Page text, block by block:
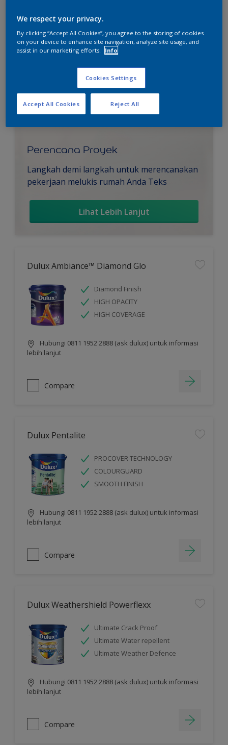
Perencana Proyek
Langkah demi langkah untuk merencanakan
pekerjaan melukis rumah Anda Teks
Lihat Lebih Lanjut
Dulux Ambiance™ Diamond Glo
Diamond Finish
HIGH OPACITY
HIGH COVERAGE
Hubungi 0811 1952 2888 (ask dulux) untuk informasi
lebih lanjut
Compare
Dulux Pentalite
PROCOVER TECHNOLOGY
COLOURGUARD
SMOOTH FINISH
Hubungi 0811 1952 2888 (ask dulux) untuk informasi
lebih lanjut
Compare
Dulux Weathershield Powerflexx
Ultimate Crack Proof
Ultimate Water repellent
Ultimate Weather Defence
Hubungi 0811 1952 2888 (ask dulux) untuk informasi
lebih lanjut
Compare
We respect your privacy.
By clicking “Accept All Cookies”, you agree to the storing of cookies
on your device to enhance site navigation, analyze site usage, and
assist in our marketing efforts.
Info
Cookies Settings
Reject All
Accept All Cookies